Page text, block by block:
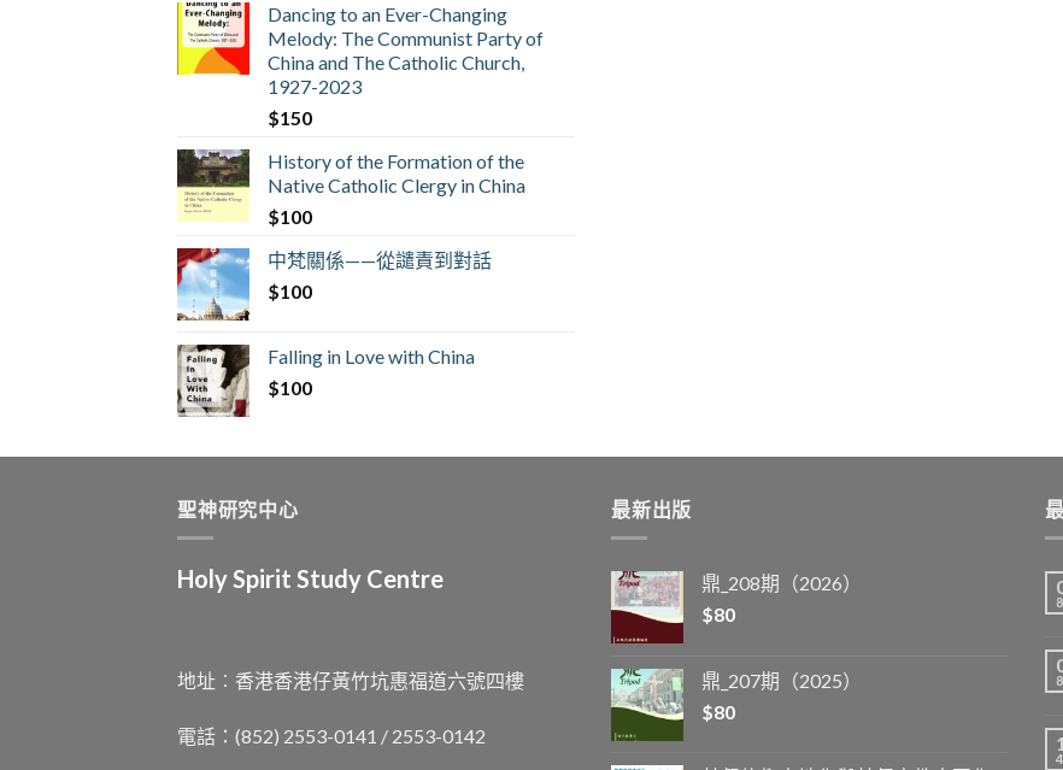
Dancing to an Ever-Changing
Melody: The Communist Party of
China and The Catholic Church,
1927-2023
$150
History of the Formation of the
Native Catholic Clergy in China
$100
中梵關係——從譴責到對話
$100
Falling in Love with China
$100
聖神研究中心
Holy Spirit Study Centre
地址︰香港香港仔黃竹坑惠福道六號四樓
電話：(852) 2553-0141 / 2553-0142
最新出版
鼎_208期（2026）
$80
鼎_207期（2025）
$80